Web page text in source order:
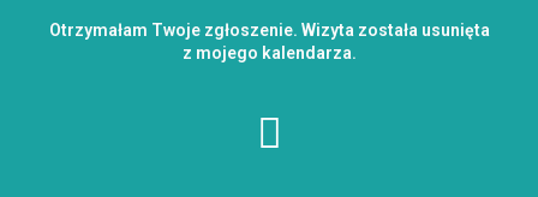
Otrzymałam Twoje zgłoszenie. Wizyta została usunięta
z mojego kalendarza.